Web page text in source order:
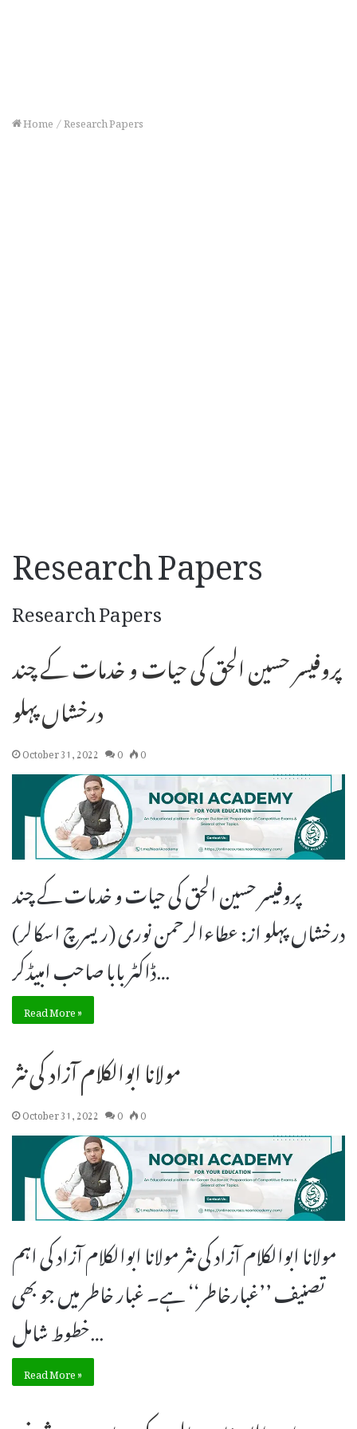
Home/Research Papers
Research Papers
Research Papers
پروفیسر حسین الحق کی حیات و خدمات کے چند
درخشاں پہلو
October 31, 2022 0 0
پروفیسر حسین الحق کی حیات و خدمات کے چند
درخشاں پہلو از: عطاءالرحمن نوری (ریسرچ اسکالر)
ڈاکٹر بابا صاحب امبیڈکر…
Read More »
مولانا ابوالکلام آزاد کی نثر
October 31, 2022 0 0
مولانا ابوالکلام آزاد کی نثر مولانا ابوالکلام آزاد کی اہم
تصنیف ’’غبارخاطر‘‘ ہے۔ غبار خاطر میں جو بھی
خطوط شامل…
Read More »